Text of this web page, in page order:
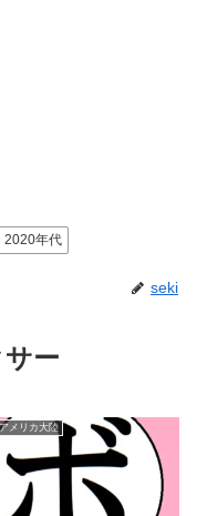
2020年代
seki
ー
メリカ大陸